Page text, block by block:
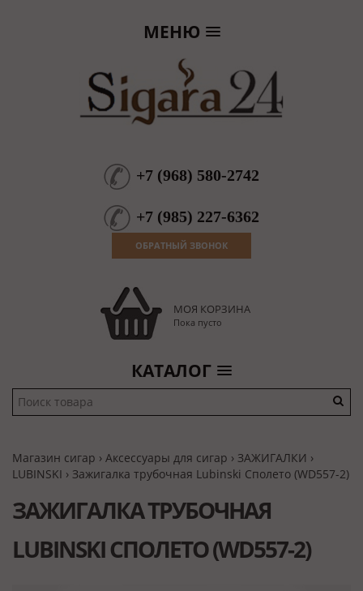
МЕНЮ
+7 (968) 580-2742
+7 (985) 227-6362
ОБРАТНЫЙ ЗВОНОК
МОЯ КОРЗИНА
Пока пусто
КАТАЛОГ
Магазин сигар › Аксессуары для сигар › ЗАЖИГАЛКИ ›
LUBINSKI › Зажигалка трубочная Lubinski Сполето (WD557-2)
ЗАЖИГАЛКА ТРУБОЧНАЯ
LUBINSKI СПОЛЕТО (WD557-2)